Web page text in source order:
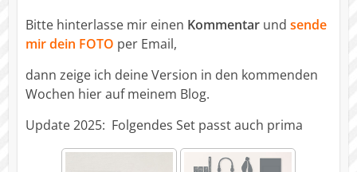
Bitte hinterlasse mir einen Kommentarund sende
mir dein FOTO per Email,
dann zeige ich deine Version in den kommenden
Wochen hier auf meinem Blog.
Update 2025: Folgendes Set passt auch prima